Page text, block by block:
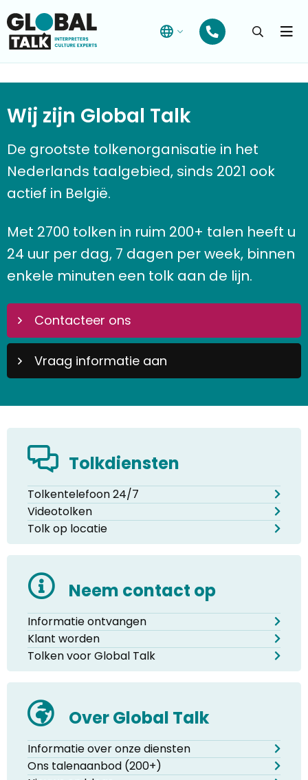
Open
Wij zijn Global Talk
De grootste tolkenorganisatie in het
Nederlands taalgebied, sinds 2021 ook
actief in België.
Met 2700 tolken in ruim 200+ talen heeft u
24 uur per dag, 7 dagen per week, binnen
enkele minuten een tolk aan de lijn.
Contacteer ons
Vraag informatie aan
Tolkdiensten
Tolkentelefoon 24/7
Videotolken
Tolk op locatie
Neem contact op
Informatie ontvangen
Klant worden
Tolken voor Global Talk
Over Global Talk
Informatie over onze diensten
Ons talenaanbod (200+)